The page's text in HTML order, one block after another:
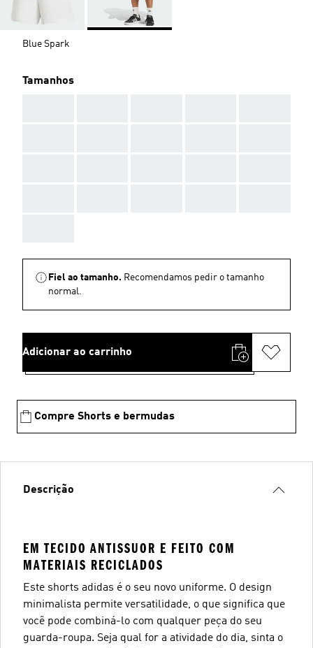
Blue Spark
Tamanhos
Fiel ao tamanho. Recomendamos pedir o tamanho
normal.
Adicionar ao carrinho
Compre Shorts e bermudas
Descrição
EM TECIDO ANTISSUOR E FEITO COM
MATERIAIS RECICLADOS
Este shorts adidas é o seu novo uniforme. O design
minimalista permite versatilidade, o que significa que
você pode combiná-lo com qualquer peça do seu
guarda-roupa. Seja qual for a atividade do dia, sinta o